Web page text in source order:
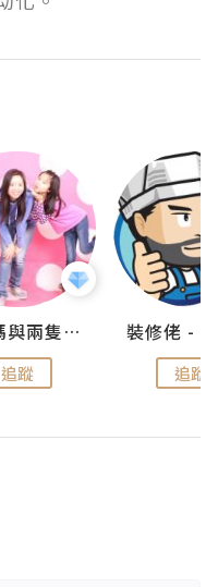
儍媽媽與兩隻小魔怪之家
追蹤 追蹤